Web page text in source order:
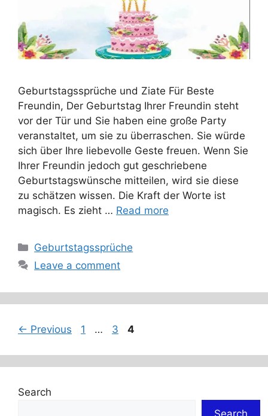
Geburtstagssprüche und Ziate Für Beste
Freundin, Der Geburtstag Ihrer Freundin steht
vor der Tür und Sie haben eine große Party
veranstaltet, um sie zu überraschen. Sie würde
sich über Ihre liebevolle Geste freuen. Wenn Sie
Ihrer Freundin jedoch gut geschriebene
Geburtstagswünsche mitteilen, wird sie diese
zu schätzen wissen. Die Kraft der Worte ist
magisch. Es zieht … Read more
Categories
Geburtstagssprüche
Leave a comment
← Previous Page
1 … Page
3 Page
4
Search
Search